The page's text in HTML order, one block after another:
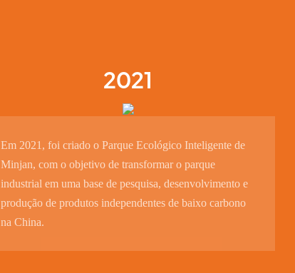
2021
Em 2021, foi criado o Parque Ecológico Inteligente de
Minjan, com o objetivo de transformar o parque
industrial em uma base de pesquisa, desenvolvimento e
produção de produtos independentes de baixo carbono
na China.